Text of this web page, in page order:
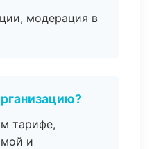
модерация в
тарифе,
и